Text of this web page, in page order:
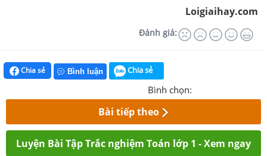
Loigiaihay.com
Đánh giá:
Chia sẻ Bình luận Chia sẻ
Bình chọn:
Bài tiếp theo
Luyện Bài Tập Trắc nghiệm Toán lớp 1 - Xem ngay